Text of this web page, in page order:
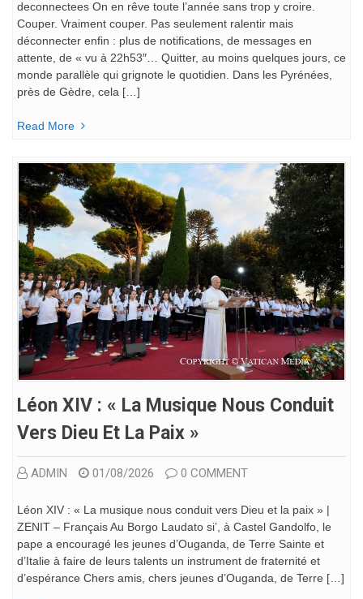
deconnectees On en rêve toute l’année sans trop y croire.
Couper. Vraiment couper. Pas seulement ralentir mais
déconnecter enfin : plus de notifications, de messages en
attente, de « vu à 22h53″… Quitter, au moins quelques jours, ce
monde parallèle qui grignote le quotidien. Dans les Pyrénées,
près de Gèdre, cela […]
Read More
Léon XIV : « La Musique Nous Conduit
Vers Dieu Et La Paix »
ADMIN 01/08/2026 0 COMMENT
Léon XIV : « La musique nous conduit vers Dieu et la paix » |
ZENIT – Français Au Borgo Laudato si’, à Castel Gandolfo, le
pape a encouragé les jeunes d’Ouganda, de Terre Sainte et
d’Italie à faire de leurs talents un instrument de fraternité et
d’espérance Chers amis, chers jeunes d’Ouganda, de Terre […]